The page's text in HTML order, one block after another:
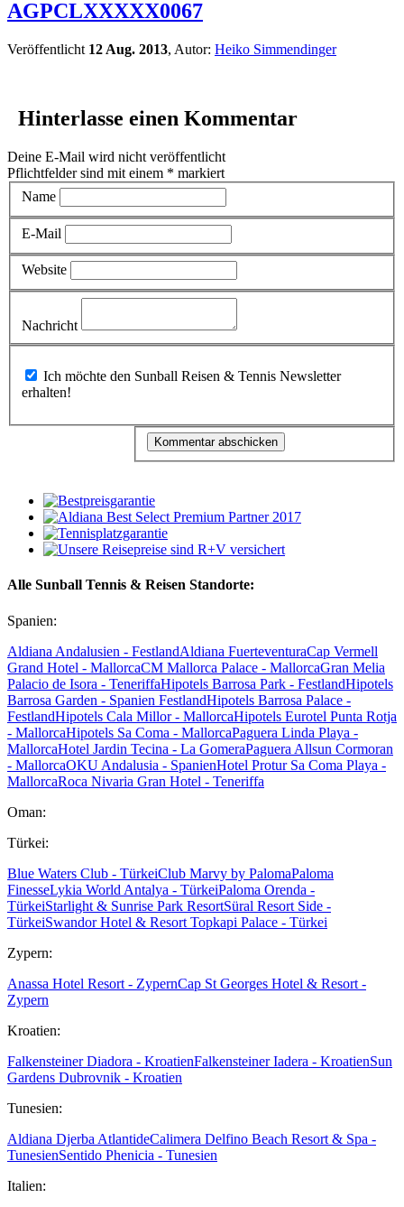
AGPCLXXXXX0067
Veröffentlicht 12 Aug. 2013, Autor: Heiko Simmendinger
Hinterlasse einen Kommentar
Deine E-Mail wird nicht veröffentlicht
Pflichtfelder sind mit einem * markiert
Name
E-Mail
Website
Nachricht
erhalten!
Alle Sunball Tennis & Reisen Standorte:
Spanien:
Aldiana Andalusien - FestlandAldiana FuerteventuraCap Vermell
Grand Hotel - MallorcaCM Mallorca Palace - MallorcaGran Melia
Palacio de Isora - TeneriffaHipotels Barrosa Park - FestlandHipotels
Barrosa Garden - Spanien FestlandHipotels Barrosa Palace -
FestlandHipotels Cala Millor - MallorcaHipotels Eurotel Punta Rotja
- MallorcaHipotels Sa Coma - MallorcaPaguera Linda Playa -
MallorcaHotel Jardin Tecina - La GomeraPaguera Allsun Cormoran
- MallorcaOKU Andalusia - SpanienHotel Protur Sa Coma Playa -
MallorcaRoca Nivaria Gran Hotel - Teneriffa
Oman:
Türkei:
Blue Waters Club - TürkeiClub Marvy by PalomaPaloma
FinesseLykia World Antalya - TürkeiPaloma Orenda -
TürkeiStarlight & Sunrise Park ResortSüral Resort Side -
TürkeiSwandor Hotel & Resort Topkapi Palace - Türkei
Zypern:
Anassa Hotel Resort - ZypernCap St Georges Hotel & Resort -
Zypern
Kroatien:
Falkensteiner Diadora - KroatienFalkensteiner Iadera - KroatienSun
Gardens Dubrovnik - Kroatien
Tunesien:
Aldiana Djerba AtlantideCalimera Delfino Beach Resort & Spa -
TunesienSentido Phenicia - Tunesien
Italien: